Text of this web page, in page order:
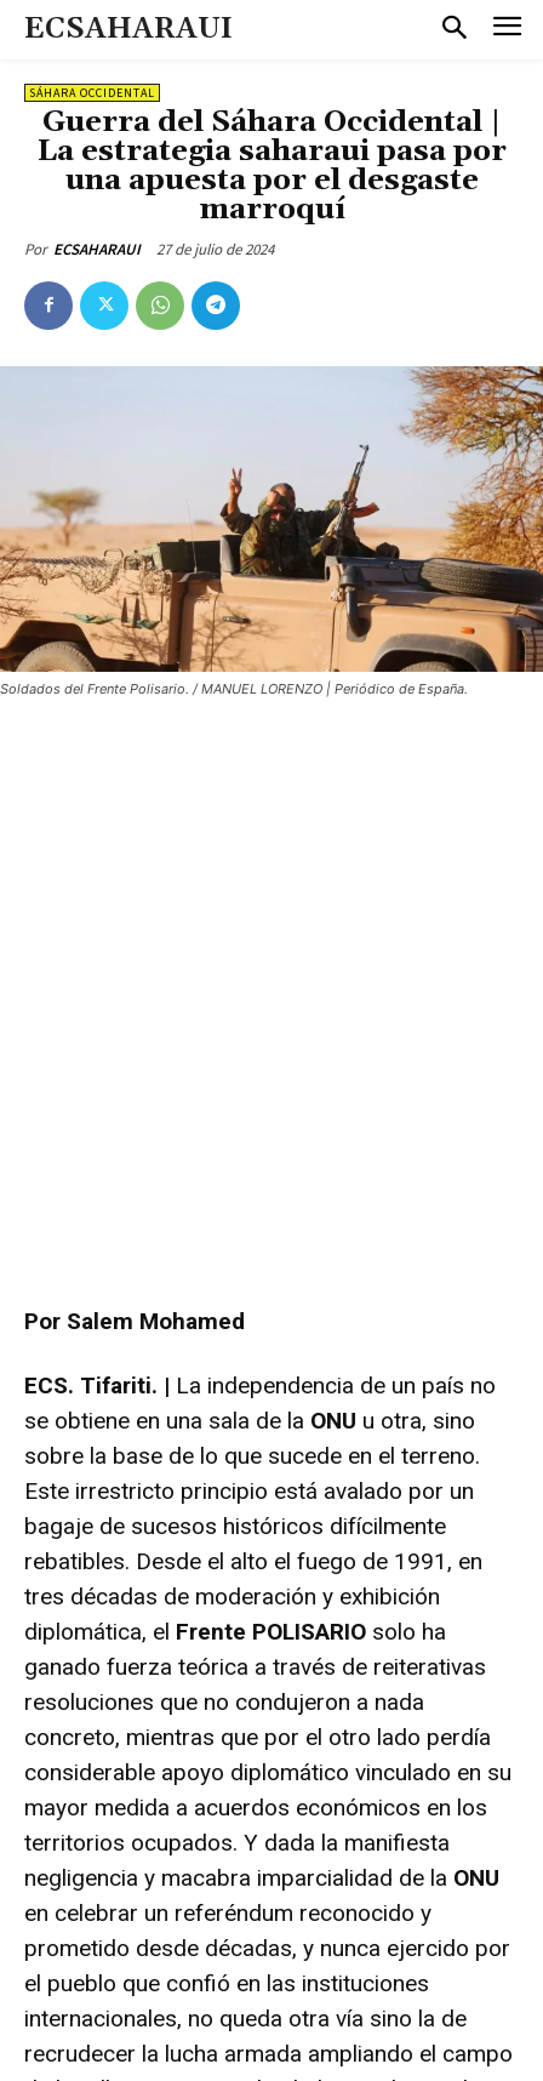
ECSAHARAUI
SÁHARA OCCIDENTAL
Guerra del Sáhara Occidental |
La estrategia saharaui pasa por
una apuesta por el desgaste
marroquí
Por ECSAHARAUI 27 de julio de 2024
Soldados del Frente Polisario. / MANUEL LORENZO | Periódico de España.
Por Salem Mohamed
ECS. Tifariti. | La independencia de un país no
se obtiene en una sala de la ONU u otra, sino
sobre la base de lo que sucede en el terreno.
Este irrestricto principio está avalado por un
bagaje de sucesos históricos difícilmente
rebatibles. Desde el alto el fuego de 1991, en
tres décadas de moderación y exhibición
diplomática, el Frente POLISARIO solo ha
ganado fuerza teórica a través de reiterativas
resoluciones que no condujeron a nada
concreto, mientras que por el otro lado perdía
considerable apoyo diplomático vinculado en su
mayor medida a acuerdos económicos en los
territorios ocupados. Y dada la manifiesta
negligencia y macabra imparcialidad de la ONU
en celebrar un referéndum reconocido y
prometido desde décadas, y nunca ejercido por
el pueblo que confió en las instituciones
internacionales, no queda otra vía sino la de
recrudecer la lucha armada ampliando el campo